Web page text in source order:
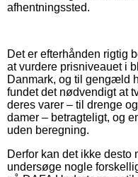
afhentningssted.
Det er efterhånden rigtig
at vurdere prisniveauet i
Danmark, og til gengæld
fundet det nødvendigt at
deres varer – til drenge
damer – betragteligt, og
uden beregning.
Derfor kan det ikke desto
undersøge nogle